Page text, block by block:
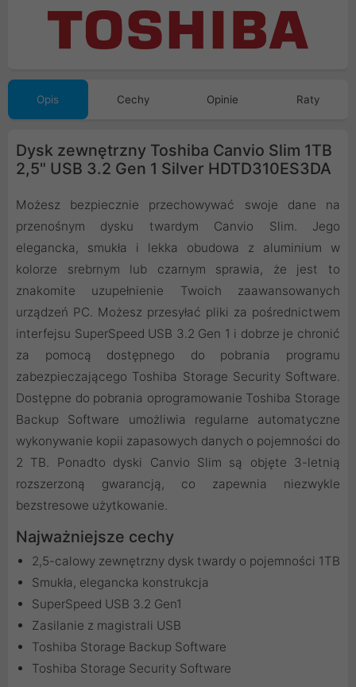
Opis Cechy Opinie Raty
Dysk zewnętrzny Toshiba Canvio Slim 1TB
2,5" USB 3.2 Gen 1 Silver HDTD310ES3DA
Możesz bezpiecznie przechowywać swoje dane na
przenośnym dysku twardym Canvio Slim. Jego
elegancka, smukła i lekka obudowa z aluminium w
kolorze srebrnym lub czarnym sprawia, że jest to
znakomite uzupełnienie Twoich zaawansowanych
urządzeń PC. Możesz przesyłać pliki za pośrednictwem
interfejsu SuperSpeed USB 3.2 Gen 1 i dobrze je chronić
za pomocą dostępnego do pobrania programu
zabezpieczającego Toshiba Storage Security Software.
Dostępne do pobrania oprogramowanie Toshiba Storage
Backup Software umożliwia regularne automatyczne
wykonywanie kopii zapasowych danych o pojemności do
2 TB. Ponadto dyski Canvio Slim są objęte 3-letnią
rozszerzoną gwarancją, co zapewnia niezwykle
bezstresowe użytkowanie.
Najważniejsze cechy
2,5-calowy zewnętrzny dysk twardy o pojemności 1TB
Smukła, elegancka konstrukcja
SuperSpeed USB 3.2 Gen1
Zasilanie z magistrali USB
Toshiba Storage Backup Software
Toshiba Storage Security Software